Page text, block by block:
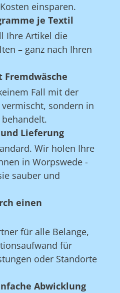
einsparen.
je Textil
Ihre Artikel die
– ganz nach Ihren
Fall mit der
sondern in
Lieferung
Wir holen Ihre
in Worpswede -
sauber und
einen
für alle Belange,
für
oder Standorte
Abwicklung